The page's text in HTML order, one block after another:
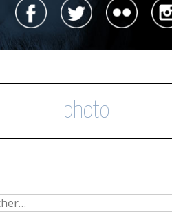
photo